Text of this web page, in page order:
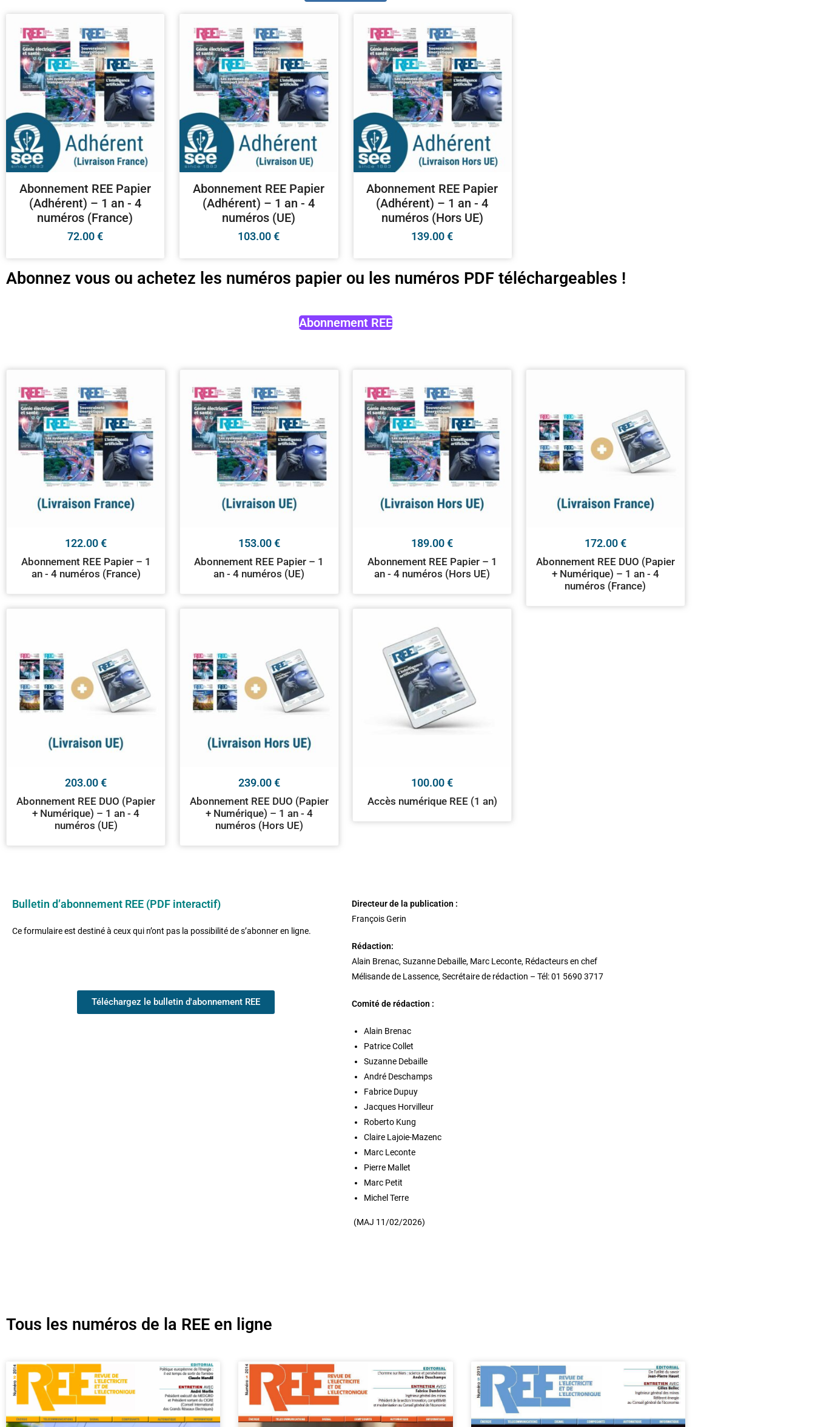
Abonnement REE Papier
(Adhérent) – 1 an - 4
numéros (France)
72.00€
Abonnement REE Papier
(Adhérent) – 1 an - 4
numéros (UE)
103.00€
Abonnement REE Papier
(Adhérent) – 1 an - 4
numéros (Hors UE)
139.00€
Abonnez vous ou achetez les numéros papier ou les numéros PDF téléchargeables !
Abonnement REE
122.00€
Abonnement REE Papier – 1
an - 4 numéros (France)
153.00€
Abonnement REE Papier – 1
an - 4 numéros (UE)
189.00€
Abonnement REE Papier – 1
an - 4 numéros (Hors UE)
172.00€
Abonnement REE DUO (Papier
+ Numérique) – 1 an - 4
numéros (France)
203.00€
Abonnement REE DUO (Papier
+ Numérique) – 1 an - 4
numéros (UE)
239.00€
Abonnement REE DUO (Papier
+ Numérique) – 1 an - 4
numéros (Hors UE)
100.00€
Accès numérique REE (1 an)
Bulletin d’abonnement REE (PDF interactif)
Ce formulaire est destiné à ceux qui n’ont pas la possibilité de s’abonner en ligne.
Téléchargez le bulletin d'abonnement REE
Directeur de la publication :
François Gerin
Rédaction:
Alain Brenac, Suzanne Debaille, Marc Leconte, Rédacteurs en chef
Mélisande de Lassence, Secrétaire de rédaction – Tél: 01 5690 3717
Comité de rédaction :
Alain Brenac
Patrice Collet
Suzanne Debaille
André Deschamps
Fabrice Dupuy
Jacques Horvilleur
Roberto Kung
Claire Lajoie-Mazenc
Marc Leconte
Pierre Mallet
Marc Petit
Michel Terre
(MAJ 11/02/2026)
Tous les numéros de la REE en ligne